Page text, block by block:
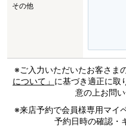
その他
※ご入力いただいたお客さま
について」 に基づき適正に取
意の上お問い
※来店予約で会員様専用マイ
予約日時の確認・